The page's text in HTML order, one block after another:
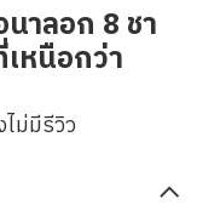
าลอก 8 ชา
หนือกว่า
ม่มีรีวิว